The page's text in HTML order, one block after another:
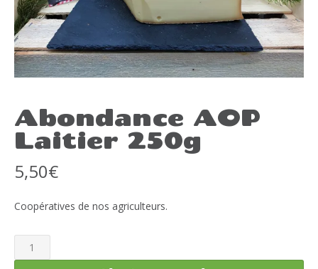
Abondance AOP
Laitier 250g
5,50€
Coopératives de nos agriculteurs.
quantité
de